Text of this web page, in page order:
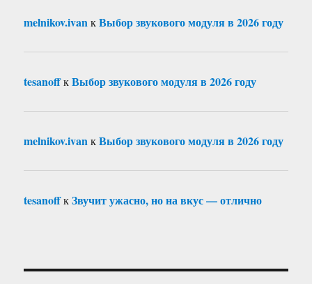
melnikov.ivanкВыбор звукового модуля в 2026 году
tesanoffкВыбор звукового модуля в 2026 году
melnikov.ivanкВыбор звукового модуля в 2026 году
tesanoffкЗвучит ужасно, но на вкус — отлично